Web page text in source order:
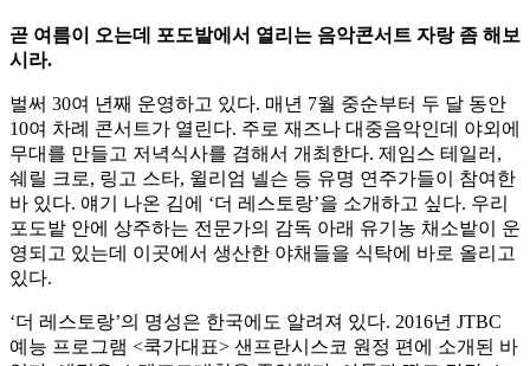
곧 여름이 오는데 포도밭에서 열리는 음악콘서트 자랑 좀 해보
시라.
벌써 30여 년째 운영하고 있다. 매년 7월 중순부터 두 달 동안
10여 차례 콘서트가 열린다. 주로 재즈나 대중음악인데 야외에
무대를 만들고 저녁식사를 겸해서 개최한다. 제임스 테일러,
쉐릴 크로, 링고 스타, 윌리엄 넬슨 등 유명 연주가들이 참여한
바 있다. 얘기 나온 김에 ‘더 레스토랑’을 소개하고 싶다. 우리
포도밭 안에 상주하는 전문가의 감독 아래 유기농 채소밭이 운
영되고 있는데 이곳에서 생산한 야채들을 식탁에 바로 올리고
있다.
‘더 레스토랑’의 명성은 한국에도 알려져 있다. 2016년 JTBC
예능 프로그램 <쿡가대표> 샌프란시스코 원정 편에 소개된 바